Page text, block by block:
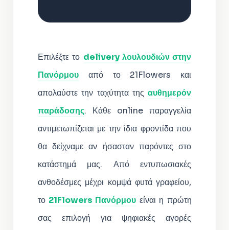
Επιλέξτε το delivery λουλουδιών στην
Πανόρμουαπό το 21Flowers και
απολαύστε την ταχύτητα τηςαυθημερόν
παράδοσης. Κάθε online παραγγελία
αντιμετωπίζεται με την ίδια φροντίδα που
θα δείχναμε αν ήσασταν παρόντες στο
κατάστημά μας. Από εντυπωσιακές
ανθοδέσμες μέχρι κομψά φυτά γραφείου,
το 21Flowers Πανόρμου είναι η πρώτη
σας επιλογή για ψηφιακές αγορές